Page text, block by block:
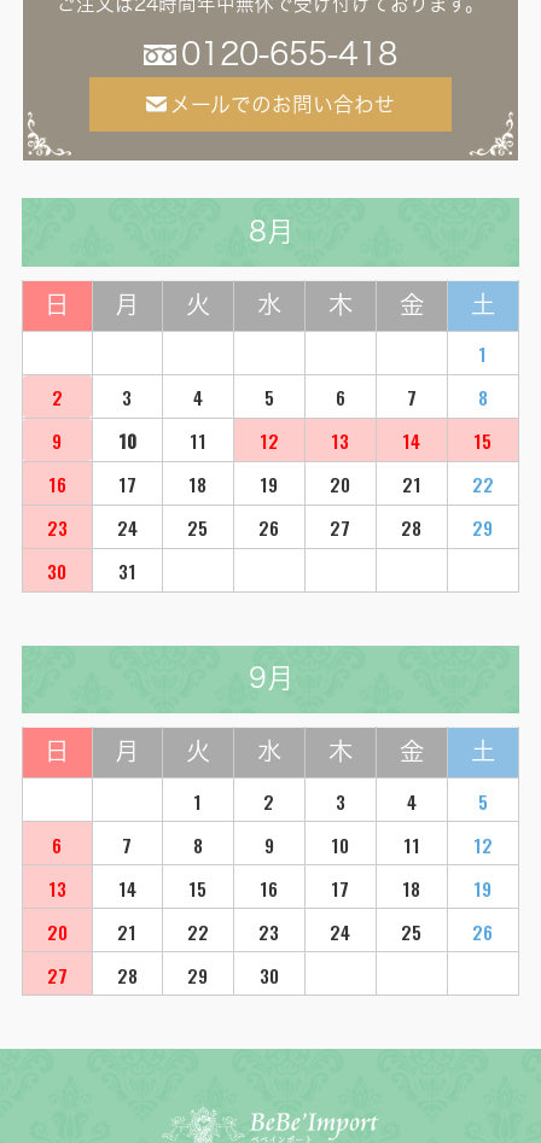
ご注文は24時間年中無休で受け付けております。
0120-655-418
メールでのお問い合わせ
8月
日 月 火 水 木 金 土
1
2
3 4 5 6 7
8
9
10 11 12 13 14
15
16
17 18 19 20 21
22
23
24 25 26 27 28
29
30
31
9月
日 月 火 水 木 金 土
1 2 3 4
5
6
7 8 9 10 11
12
13
14 15 16 17 18
19
20
21 22 23 24 25
26
27
28 29 30